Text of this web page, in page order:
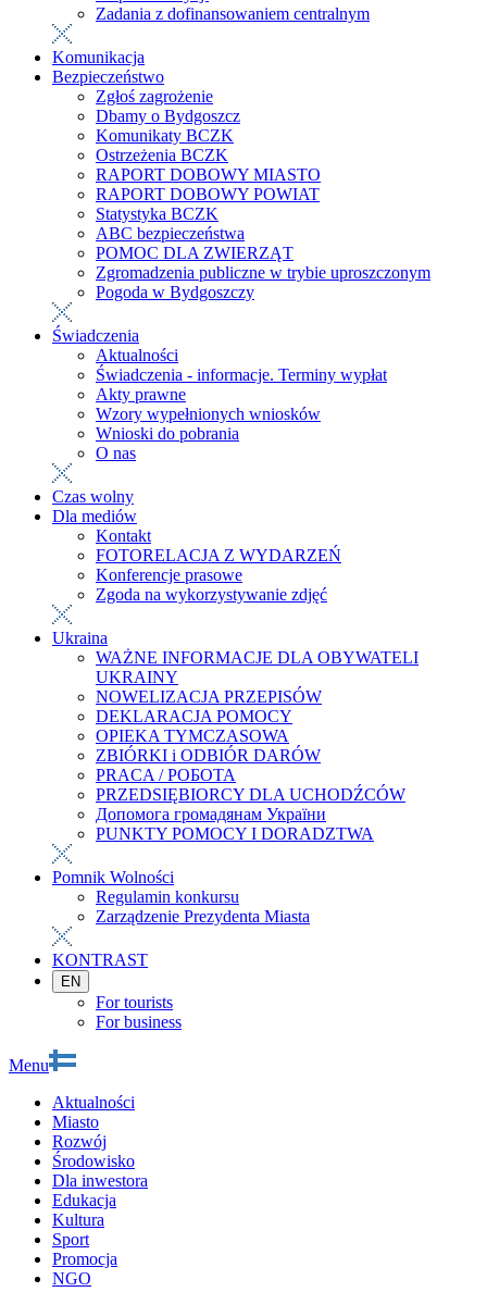
Zadania z dofinansowaniem centralnym
Komunikacja
Bezpieczeństwo
Zgłoś zagrożenie
Dbamy o Bydgoszcz
Komunikaty BCZK
Ostrzeżenia BCZK
RAPORT DOBOWY MIASTO
RAPORT DOBOWY POWIAT
Statystyka BCZK
ABC bezpieczeństwa
POMOC DLA ZWIERZĄT
Zgromadzenia publiczne w trybie uproszczonym
Pogoda w Bydgoszczy
Świadczenia
Aktualności
Świadczenia - informacje. Terminy wypłat
Akty prawne
Wzory wypełnionych wniosków
Wnioski do pobrania
O nas
Czas wolny
Dla mediów
Kontakt
FOTORELACJA Z WYDARZEŃ
Konferencje prasowe
Zgoda na wykorzystywanie zdjęć
Ukraina
WAŻNE INFORMACJE DLA OBYWATELI
UKRAINY
NOWELIZACJA PRZEPISÓW
DEKLARACJA POMOCY
OPIEKA TYMCZASOWA
ZBIÓRKI i ODBIÓR DARÓW
PRACA / РОБОТА
PRZEDSIĘBIORCY DLA UCHODŹCÓW
Допомога громадянам України
PUNKTY POMOCY I DORADZTWA
Pomnik Wolności
Regulamin konkursu
Zarządzenie Prezydenta Miasta
KONTRAST
EN
For tourists
For business
Menu
Aktualności
Miasto
Rozwój
Środowisko
Dla inwestora
Edukacja
Kultura
Sport
Promocja
NGO